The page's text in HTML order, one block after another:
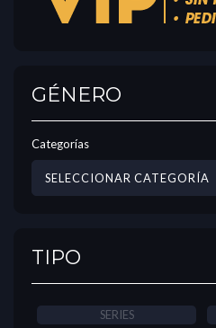
GÉNERO
Categorías
TIPO
SERIES